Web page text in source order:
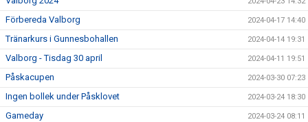
Förbereda Valborg 2024-04-17 14:40
Tränarkurs i Gunnesbohallen 2024-04-14 19:31
Valborg - Tisdag 30 april 2024-04-11 19:51
Påskacupen 2024-03-30 07:23
Ingen bollek under Påsklovet 2024-03-24 18:30
Gameday 2024-03-24 08:11